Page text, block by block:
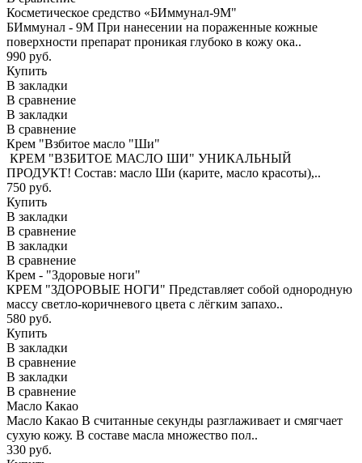
Косметическое средство «БИммунал-9М"
БИммунал - 9М При нанесении на пораженные кожные
поверхности препарат проникая глубоко в кожу ока..
990 руб.
Купить
В закладки
В сравнение
В закладки
В сравнение
Крем "Взбитое масло "Ши"
КРЕМ "ВЗБИТОЕ МАСЛО ШИ" УНИКАЛЬНЫЙ
ПРОДУКТ! Состав: масло Ши (карите, масло красоты),..
750 руб.
Купить
В закладки
В сравнение
В закладки
В сравнение
Крем - "Здоровые ноги"
КРЕМ "ЗДОРОВЫЕ НОГИ" Представляет собой однородную
массу светло-коричневого цвета с лёгким запахо..
580 руб.
Купить
В закладки
В сравнение
В закладки
В сравнение
Масло Какао
Масло Какао В считанные секунды разглаживает и смягчает
сухую кожу. В составе масла множество пол..
330 руб.